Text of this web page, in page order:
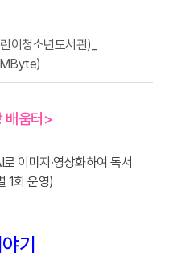
이청소년도서관)_
배움터>
이미지·영상화하여 독서
1회 운영)
기